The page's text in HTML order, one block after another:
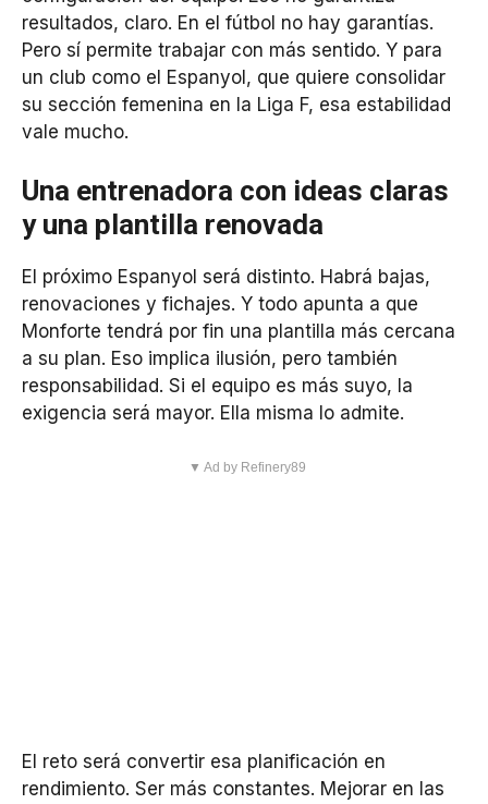
resultados, claro. En el fútbol no hay garantías.
Pero sí permite trabajar con más sentido. Y para
un club como el Espanyol, que quiere consolidar
su sección femenina en la Liga F, esa estabilidad
vale mucho.
Una entrenadora con ideas claras
y una plantilla renovada
El próximo Espanyol será distinto. Habrá bajas,
renovaciones y fichajes. Y todo apunta a que
Monforte tendrá por fin una plantilla más cercana
a su plan. Eso implica ilusión, pero también
responsabilidad. Si el equipo es más suyo, la
exigencia será mayor. Ella misma lo admite.
▼ Ad by Refinery89
El reto será convertir esa planificación en
rendimiento. Ser más constantes. Mejorar en las